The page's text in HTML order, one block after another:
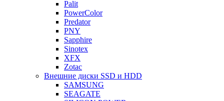
Palit
PowerColor
Predator
PNY
Sapphire
Sinotex
XFX
Zotac
Внешние диски SSD и HDD
SAMSUNG
SEAGATE